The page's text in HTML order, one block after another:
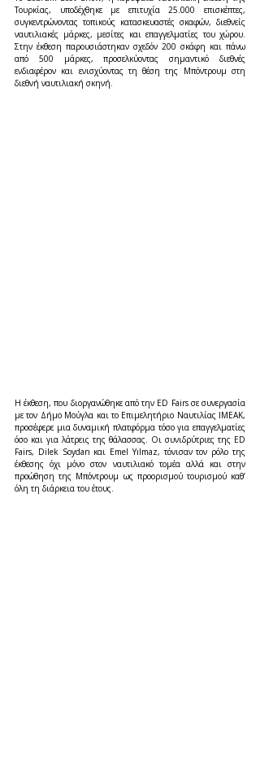
Τουρκίας, υποδέχθηκε με επιτυχία 25.000 επισκέπτες,
συγκεντρώνοντας τοπικούς κατασκευαστές σκαφών, διεθνείς
ναυτιλιακές μάρκες, μεσίτες και επαγγελματίες του χώρου.
Στην έκθεση παρουσιάστηκαν σχεδόν 200 σκάφη και πάνω
από 500 μάρκες, προσελκύοντας σημαντικό διεθνές
ενδιαφέρον και ενισχύοντας τη θέση της Μπόντρουμ στη
διεθνή ναυτιλιακή σκηνή.
Η έκθεση, που διοργανώθηκε από την ED Fairs σε συνεργασία
με τον Δήμο Μούγλα και το Επιμελητήριο Ναυτιλίας IMEAK,
προσέφερε μια δυναμική πλατφόρμα τόσο για επαγγελματίες
όσο και για λάτρεις της θάλασσας. Οι συνιδρύτριες της ED
Fairs, Dilek Soydan και Emel Yılmaz, τόνισαν τον ρόλο της
έκθεσης όχι μόνο στον ναυτιλιακό τομέα αλλά και στην
προώθηση της Μπόντρουμ ως προορισμού τουρισμού καθ’
όλη τη διάρκεια του έτους.